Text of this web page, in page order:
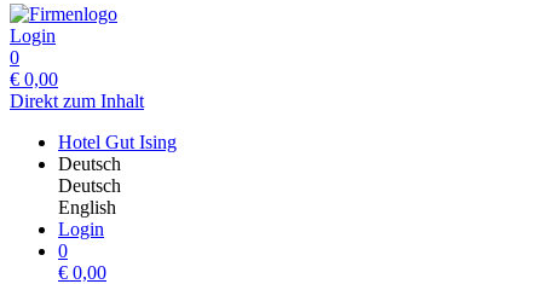
Login
0
€ 0,00
Direkt zum Inhalt
Hotel Gut Ising
Deutsch
Deutsch
English
Login
0
€ 0,00